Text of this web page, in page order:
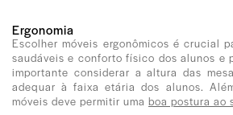
Ergonomia
Escolher móveis ergonômicos é crucial
saudáveis e conforto físico dos alunos e
importante considerar a altura das
adequar à faixa etária dos alunos.
móveis deve permitir uma boa postura ao